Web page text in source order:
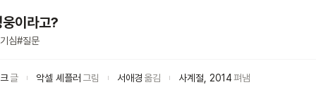
이라고?
심#질문
글 악셀 셰플러 그림 서애경 옮김 사계절 2014펴냄